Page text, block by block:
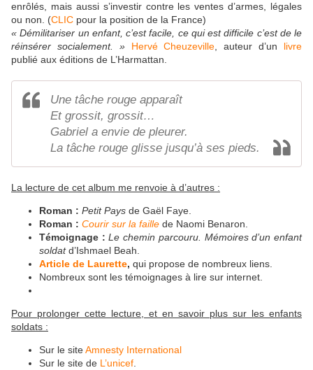
enrôlés, mais aussi s’investir contre les ventes d’armes, légales
ou non. (CLIC pour la position de la France)
« Démilitariser un enfant, c’est facile, ce qui est difficile c’est de le
réinsérer socialement. »
Hervé Cheuzeville , auteur d’un livre
publié aux éditions de L’Harmattan.
Une tâche rouge apparaît
Et grossit, grossit…
Gabriel a envie de pleurer.
La tâche rouge glisse jusqu’à ses pieds.
La lecture de cet album me renvoie à d’autres :
Roman : Petit Pays de Gaël Faye.
Roman : Courir sur la faille de Naomi Benaron.
Témoignage : Le chemin parcouru. Mémoires d’un enfant
soldatd’Ishmael Beah.
Article de Laurette, qui propose de nombreux liens.
Nombreux sont les témoignages à lire sur internet.
Pour prolonger cette lecture, et en savoir plus sur les enfants
soldats :
Sur le siteAmnesty International
Sur le site de L’unicef